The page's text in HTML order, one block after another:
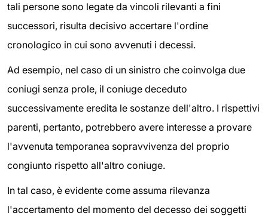
tali persone sono legate da vincoli rilevanti a fini
successori, risulta decisivo accertare l'ordine
cronologico in cui sono avvenuti i decessi.
Ad esempio, nel caso di un sinistro che coinvolga due
coniugi senza prole, il coniuge deceduto
successivamente eredita le sostanze dell'altro. I rispettivi
parenti, pertanto, potrebbero avere interesse a provare
l'avvenuta temporanea sopravvivenza del proprio
congiunto rispetto all'altro coniuge.
In tal caso, è evidente come assuma rilevanza
l'accertamento del momento del decesso dei soggetti